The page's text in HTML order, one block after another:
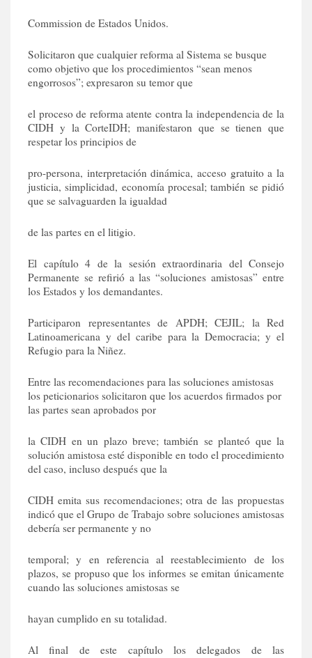
Commission de Estados Unidos.
Solicitaron que cualquier reforma al Sistema se busque
como objetivo que los procedimientos “sean menos
engorrosos”; expresaron su temor que
el proceso de reforma atente contra la independencia de la
CIDH y la CorteIDH; manifestaron que se tienen que
respetar los principios de
pro-persona, interpretación dinámica, acceso gratuito a la
justicia, simplicidad, economía procesal; también se pidió
que se salvaguarden la igualdad
de las partes en el litigio.
El capítulo 4 de la sesión extraordinaria del Consejo
Permanente se refirió a las “soluciones amistosas” entre
los Estados y los demandantes.
Participaron representantes de APDH; CEJIL; la Red
Latinoamericana y del caribe para la Democracia; y el
Refugio para la Niñez.
Entre las recomendaciones para las soluciones amistosas
los peticionarios solicitaron que los acuerdos firmados por
las partes sean aprobados por
la CIDH en un plazo breve; también se planteó que la
solución amistosa esté disponible en todo el procedimiento
del caso, incluso después que la
CIDH emita sus recomendaciones; otra de las propuestas
indicó que el Grupo de Trabajo sobre soluciones amistosas
debería ser permanente y no
temporal; y en referencia al reestablecimiento de los
plazos, se propuso que los informes se emitan únicamente
cuando las soluciones amistosas se
hayan cumplido en su totalidad.
Al final de este capítulo los delegados de las